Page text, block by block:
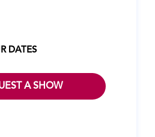
DATES
A SHOW